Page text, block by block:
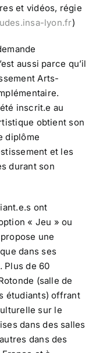
et vidéos, régie
lyon.fr)
aussi parce qu’il
Arts-
inscrit.e au
obtient son
diplôme
et les
durant son
ont
« Jeu » ou
une
dans ses
Plus de 60
(salle de
étudiants) offrant
sur le
dans des salles
dans des